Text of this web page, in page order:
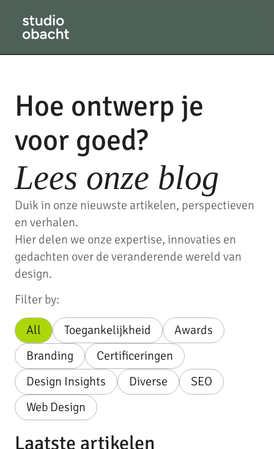
Hoe ontwerp je
voor goed?
Lees onze blog
Duik in onze nieuwste artikelen, perspectieven
en verhalen.
Hier delen we onze expertise, innovaties en
gedachten over de veranderende wereld van
design.
Filter by:
Toegankelijkheid
Awards
Branding
Certificeringen
Design Insights
Diverse
SEO
Web Design
All
Laatste artikelen